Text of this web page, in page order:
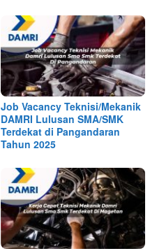
Job Vacancy Teknisi/Mekanik
DAMRI Lulusan SMA/SMK
Terdekat di Pangandaran
Tahun 2025